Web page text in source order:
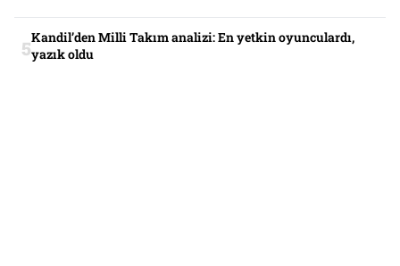
Kandil’den Milli Takım analizi: En yetkin oyunculardı,
yazık oldu